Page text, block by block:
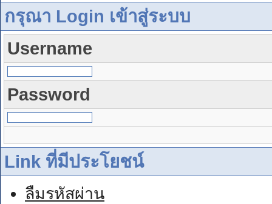
กรุณา Login เข้าสู่ระบบ
Username
Password
Link ที่มีประโยชน์
ลืมรหัสผ่าน